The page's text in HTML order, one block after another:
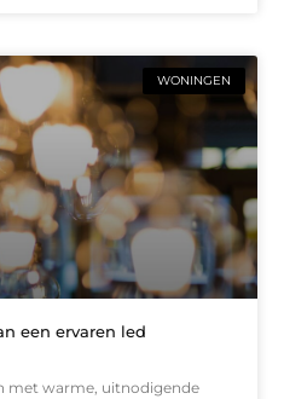
WONINGEN
een ervaren led
met warme, uitnodigende